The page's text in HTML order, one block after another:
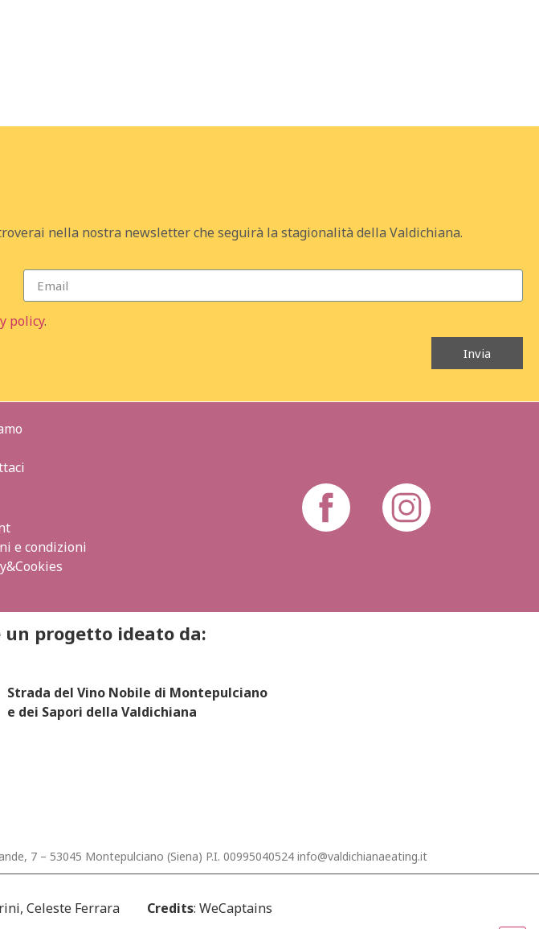
nella nostra newsletter che seguirà la stagionalità della Valdichiana.
policy.
Invia
e condizioni
un progetto ideato da:
Strada del Vino Nobile di Montepulciano
e dei Sapori della Valdichiana
7 – 53045 Montepulciano (Siena) P.I. 00995040524 info@valdichianaeating.it
Celeste Ferrara Credits: WeCaptains